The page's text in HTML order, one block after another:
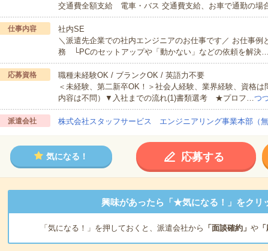
交通費全額支給 電車・バス 交通費支給、お車で通勤の場
仕事内容
社内SE
＼派遣先企業での社内エンジニアのお仕事です／ お仕事例
務 └PCのセットアップや「動かない」などの依頼を解決…
応募資格
職種未経験OK / ブランクOK / 英語力不要
＜未経験、第二新卒OK！＞社会人経験、業界経験、資格
内容は不問）▼入社までの流れ(1)書類選考 ★プロフ…つ
派遣会社 株式会社スタッフサービス エンジニアリング事業本部（無
気になる！ 応募する
興味があったら「★気になる！」をクリ
「気になる！」を押しておくと、派遣会社から 「面談確約」 や「